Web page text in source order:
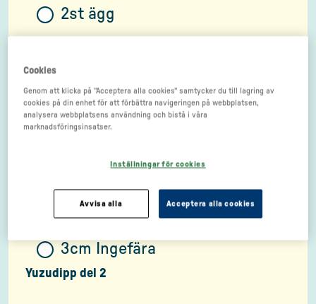
2st ägg
Yuzudipp del 1
5dl Matolja
2st Grön chili
3cm Ingefära
Yuzudipp del 2
Cookies
Genom att klicka på "Acceptera alla cookies" samtycker du till lagring av
cookies på din enhet för att förbättra navigeringen på webbplatsen,
analysera webbplatsens användning och bistå i våra
marknadsföringsinsatser.
Inställningar för cookies
Avvisa alla Acceptera alla cookies